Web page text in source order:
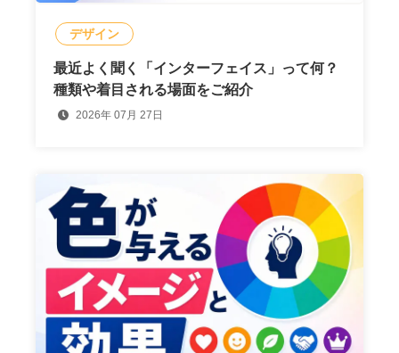
デザイン
最近よく聞く「インターフェイス」って何？
種類や着目される場面をご紹介
2026年 07月 27日